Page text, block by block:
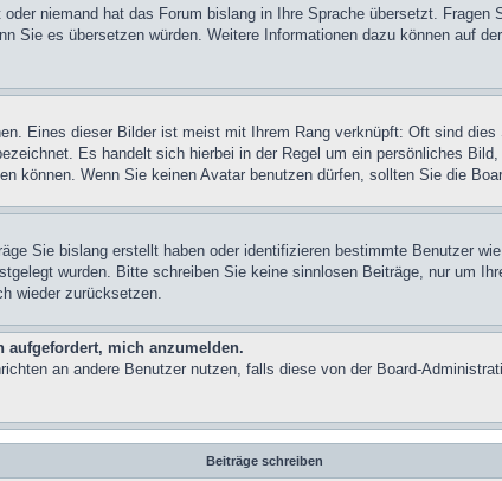
niemand hat das Forum bislang in Ihre Sprache übersetzt.
Sie es übersetzen würden. Weitere Informationen dazu können auf
Eines dieser Bilder ist meist mit Ihrem Rang verknüpft: Oft sind
Es handelt sich hierbei in der Regel um ein persönliches
können. Wenn Sie keinen Avatar benutzen dürfen, sollten Sie die
Sie bislang erstellt haben oder identifizieren bestimmte Benutzer
wurden. Bitte schreiben Sie keine sinnlosen Beiträge, nur um
wieder zurücksetzen.
aufgefordert, mich anzumelden.
an andere Benutzer nutzen, falls diese von der Board-
Beiträge schreiben